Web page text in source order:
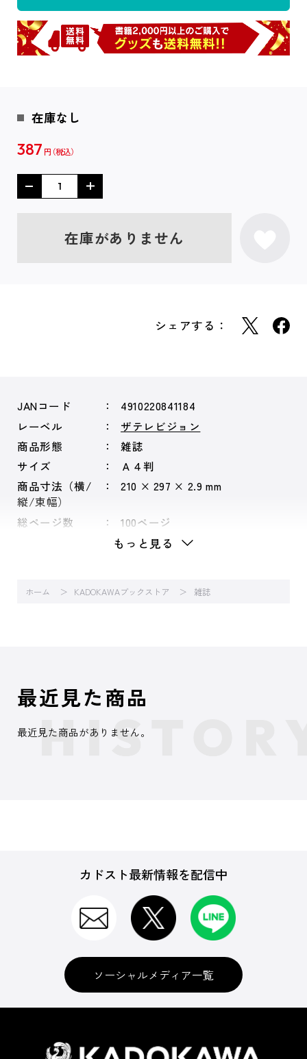
在庫なし
387 円
在庫がありません
シェアする：
JANコード
4910220841184
レーベル
ザテレビジョン
商品形態
雑誌
サイズ
Ａ４判
商品寸法（横/
縦/束幅）
210 × 297 × 2.9 mm
総ページ数 100ページ
もっと見る
ホーム KADOKAWAブックストア 雑誌
最近見た商品
最近見た商品がありません。
カドスト最新情報を配信中
ソーシャルメディア一覧